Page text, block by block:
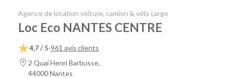
Agence de location voiture, camion & vélo cargo
Loc Eco NANTES CENTRE
4,7 / 5-961 avis clients
2 Quai Henri Barbusse,
44000 Nantes